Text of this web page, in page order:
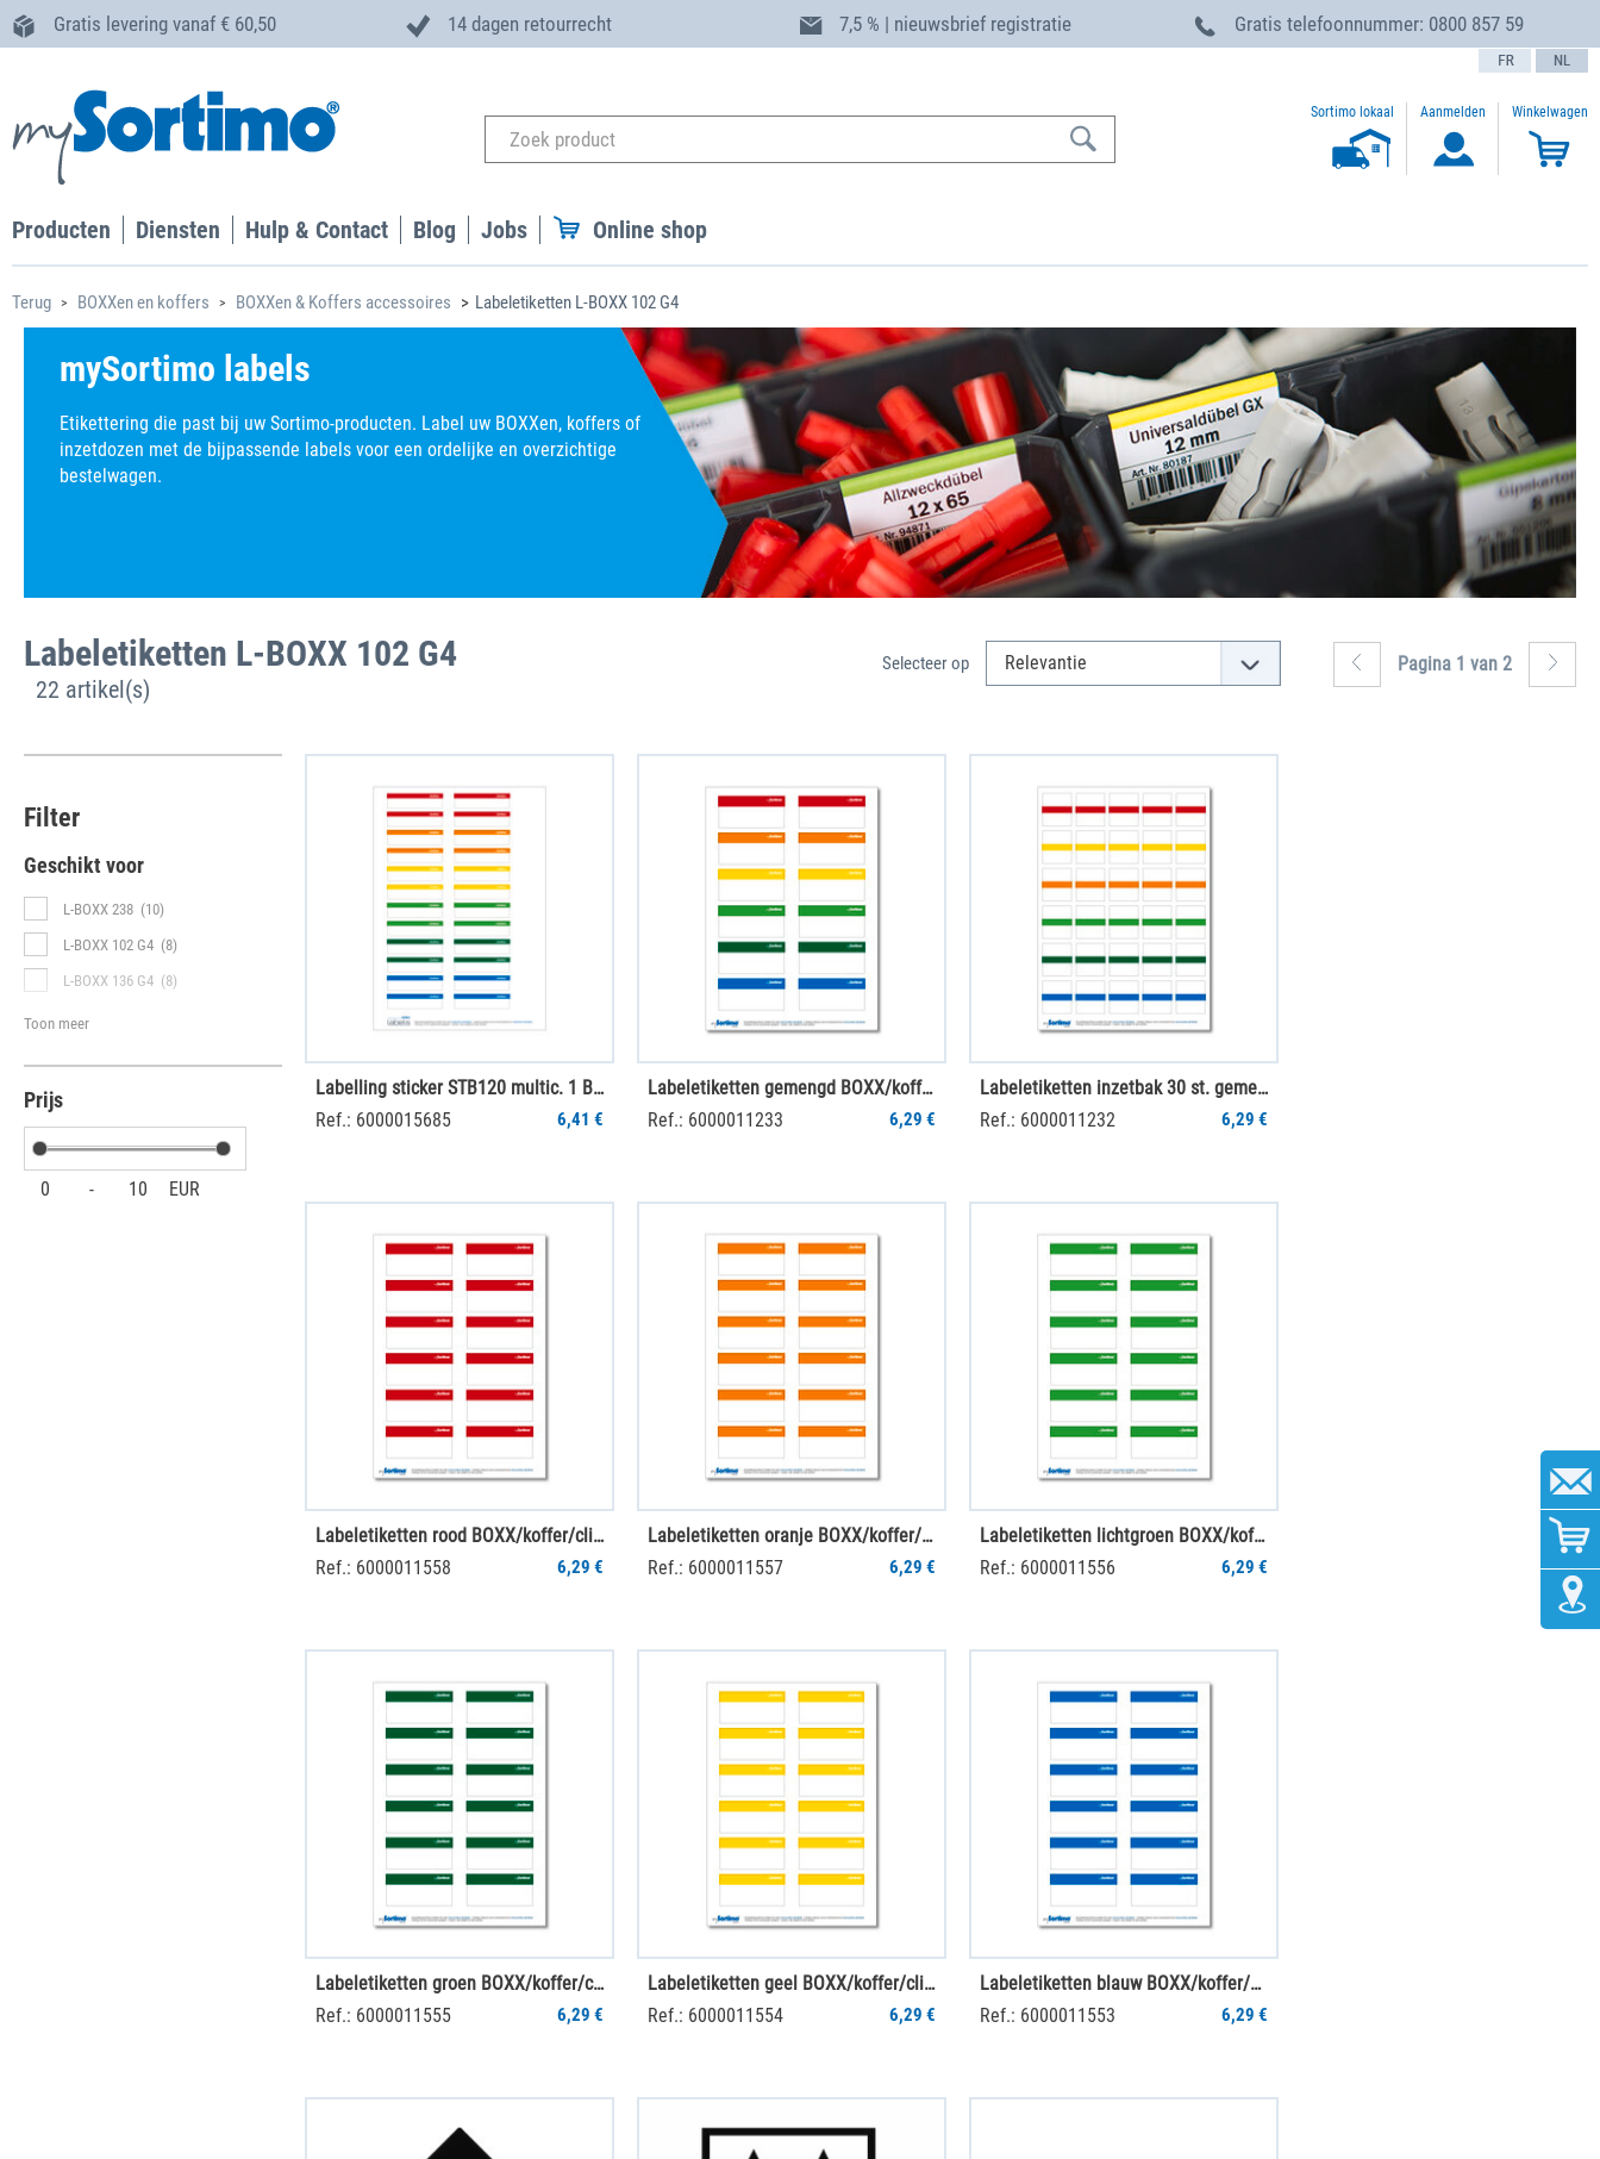
Gratis levering vanaf € 60,50 14 dagen retourrecht 7,5 % | nieuwsbrief registratie Gratis telefoonnummer: 0800 857 59
text.language
Sortimo lokaal Aanmelden Winkelwagen
Producten Diensten Hulp & Contact Blog Jobs Online shop
Terug BOXXen en koffers BOXXen & Koffers accessoires Labeletiketten L-BOXX 102 G4
mySortimo labels
Etikettering die past bij uw Sortimo-producten. Label uw BOXXen, koffers of
inzetdozen met de bijpassende labels voor een ordelijke en overzichtige
bestelwagen.
Labeletiketten L-BOXX 102 G4
22 artikel(s)
Selecteer op Pagina 1 van 2
Filter
Geschikt voor
L-BOXX 238 (10)
L-BOXX 102 G4 (8)
L-BOXX 136 G4 (8)
Toon meer
Prijs
0 - 10 EUR
Labelling sticker STB120 multic. 1 Bog"
Ref.: 6000015685
6,41 €
Labeletiketten gemengd BOXX/koffer/clip 12 st. (1 vel)
Ref.: 6000011233
6,29 €
Labeletiketten inzetbak 30 st. gemengd (1 vel)
Ref.: 6000011232
6,29 €
Labeletiketten rood BOXX/koffer/clip 12 st. (1 vel)
Ref.: 6000011558
6,29 €
Labeletiketten oranje BOXX/koffer/clip 12 st. (1 vel)
Ref.: 6000011557
6,29 €
Labeletiketten lichtgroen BOXX/koffer/clip 12 st. (1 vel)
Ref.: 6000011556
6,29 €
Labeletiketten groen BOXX/koffer/clip 12 st. (1 vel)
Ref.: 6000011555
6,29 €
Labeletiketten geel BOXX/koffer/clip 12 st. (1 vel)
Ref.: 6000011554
6,29 €
Labeletiketten blauw BOXX/koffer/clip 12 st. (1 vel)
Ref.: 6000011553
6,29 €